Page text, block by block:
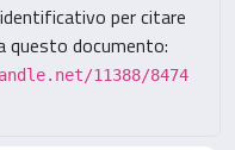
per citare
questo documento:
11388/8474